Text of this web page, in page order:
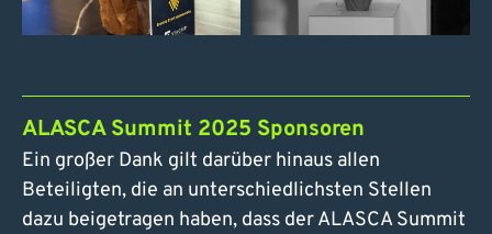
ALASCA Summit 2025 Sponsoren
Ein großer Dank gilt darüber hinaus allen
Beteiligten, die an unterschiedlichsten Stellen
dazu beigetragen haben, dass der ALASCA Summit